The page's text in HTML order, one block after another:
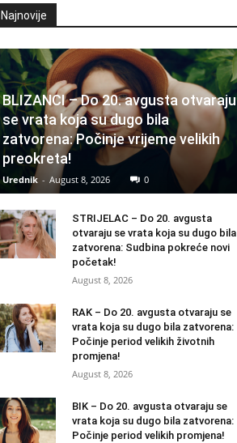
Najnovije
BLIZANCI – Do 20. avgusta otvaraju
se vrata koja su dugo bila
zatvorena: Počinje vrijeme velikih
preokreta!
Urednik - August 8, 2026 0
STRIJELAC – Do 20. avgusta
otvaraju se vrata koja su dugo bila
zatvorena: Sudbina pokreće novi
početak!
August 8, 2026
RAK – Do 20. avgusta otvaraju se
vrata koja su dugo bila zatvorena:
Počinje period velikih životnih
promjena!
August 8, 2026
BIK – Do 20. avgusta otvaraju se
vrata koja su dugo bila zatvorena:
Počinje period velikih promjena!